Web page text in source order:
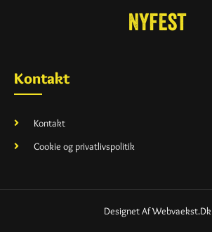
Kontakt
Kontakt
Cookie og privatlivspolitik
Designet Af Webvaekst.dk